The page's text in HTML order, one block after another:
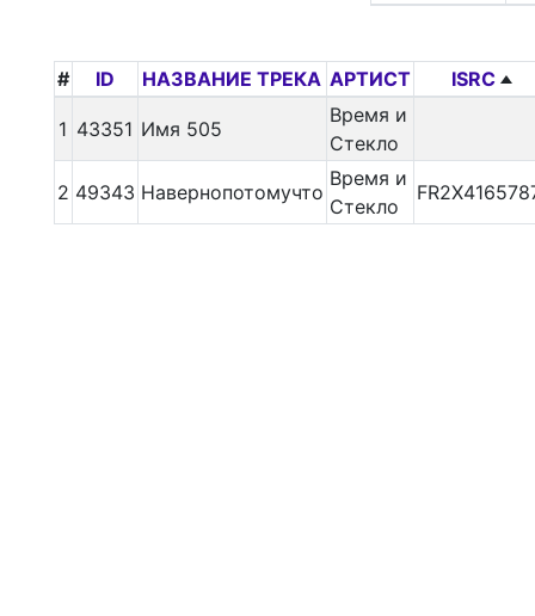
# ID НАЗВАНИЕ ТРЕКА АРТИСТ ISRC
1 43351 Имя 505
Время и
Стекло
2 49343 Навернопотомучто
Время и
Стекло